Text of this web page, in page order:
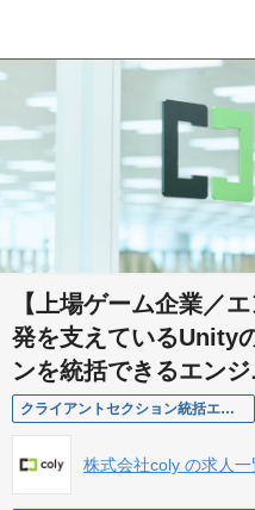
【上場ゲーム企業／
発を支えているUnity
ンを統括できるエン
クライアントセクション統括エンジニア
株式会社coly の求人一